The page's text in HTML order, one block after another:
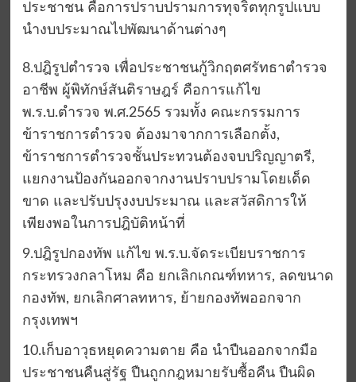
ประชาชน คือการปราบปรามการทุจริตทุกรูปแบบ
นำงบประมาณไปพัฒนาด้านต่างๆ
8.ปฎิรูปตำรวจ เพื่อประชาชนกู้วิกฤตศรัทธาตำรวจ
อาชีพ ผู้พิทักษ์สันติราษฎร์ คือการแก้ไข
พ.ร.บ.ตำรวจ พ.ศ.2565 รวมทั้ง คณะกรรมการ
ข้าราชการตำรวจ ต้องมาจากการเลือกตั้ง,
ข้าราชการตำรวจชั้นประทวนต้องจบปริญญาตรี,
แยกงานป้องกันออกจากงานปราบปรามโดยเด็ด
ขาด และปรับปรุงงบประมาณ และสวัสดิการให้
เพียงพอในการปฎิบัติหน้าที่
9.ปฎิรูปกองทัพ แก้ไข พ.ร.บ.จัดระเบียบราชการ
กระทรวงกลาโหม คือ ยกเลิกเกณฑ์ทหาร, ลดขนาด
กองทัพ, ยกเลิกศาลทหาร, ย้ายกองทัพออกจาก
กรุงเทพฯ
10.เก็บอาวุธหยุดความตาย คือ นำปืนออกจากมือ
ประชาชนคืนสู่รัฐ ปืนถูกกฎหมายรับซื้อคืน ปืนผิด